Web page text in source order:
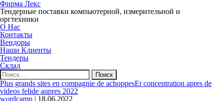
Фирма Лекс
Тендерные поставки компьютерной, измерительной и
оргтехники
О Нас
Контакты
Вендоры
Наши Клиенты
Тендеры
Склад
Найти:
Plus grands sites en compagnie de achoppesEt concentration apres de
videos felide aupres 2022
wordcamp | 18.06.2022